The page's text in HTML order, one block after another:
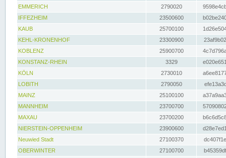
EMMERICH
2790020
IFFEZHEIM
23500600
KAUB
25700100
KEHL-KRONENHOF
23300900
KOBLENZ
25900700
KONSTANZ-RHEIN
3329
KÖLN
2730010
LOBITH
2790050
MAINZ
25100100
MANNHEIM
23700700
MAXAU
23700200
NIERSTEIN-OPPENHEIM
23900600
Neuwied Stadt
27100370
OBERWINTER
27100700